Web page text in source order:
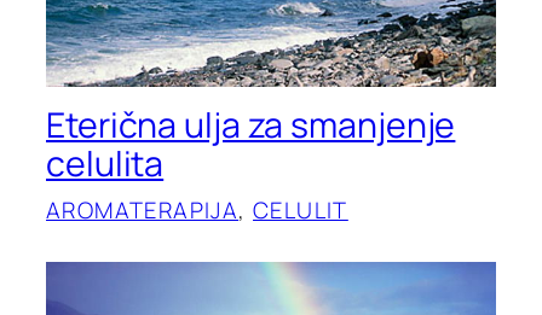
Eterična ulja za smanjenje
celulita
AROMATERAPIJA, CELULIT